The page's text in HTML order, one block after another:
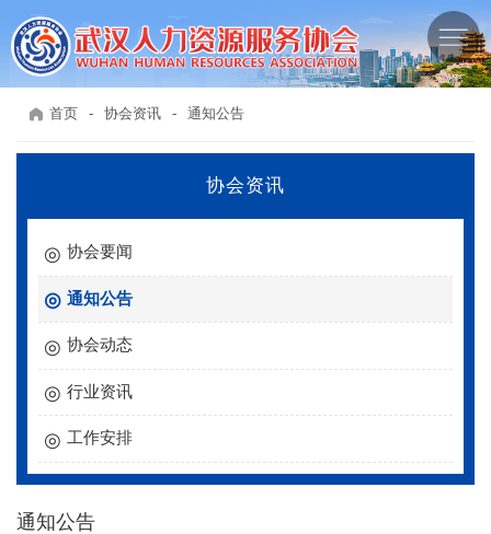
首页 - 协会资讯 - 通知公告
协会资讯
协会要闻
通知公告
协会动态
行业资讯
工作安排
通知公告